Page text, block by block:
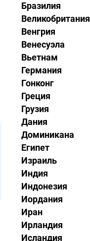
Бразилия
Великобритания
Венгрия
Венесуэла
Вьетнам
Германия
Гонконг
Греция
Грузия
Дания
Доминикана
Египет
Израиль
Индия
Индонезия
Иордания
Иран
Ирландия
Исландия